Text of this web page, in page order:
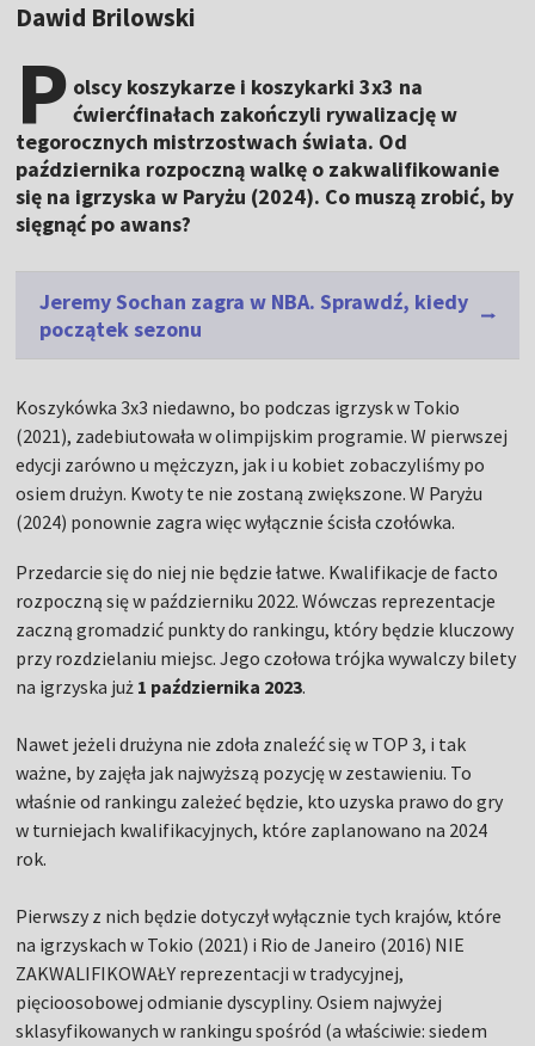
Dawid Brilowski
P olscy koszykarze i koszykarki 3x3 na
ćwierćfinałach zakończyli rywalizację w
tegorocznych mistrzostwach świata. Od
października rozpoczną walkę o zakwalifikowanie
się na igrzyska w Paryżu (2024). Co muszą zrobić, by
sięgnąć po awans?
Jeremy Sochan zagra w NBA. Sprawdź, kiedy
początek sezonu
Koszykówka 3x3 niedawno, bo podczas igrzysk w Tokio
(2021), zadebiutowała w olimpijskim programie. W pierwszej
edycji zarówno u mężczyzn, jak i u kobiet zobaczyliśmy po
osiem drużyn. Kwoty te nie zostaną zwiększone. W Paryżu
(2024) ponownie zagra więc wyłącznie ścisła czołówka.
Przedarcie się do niej nie będzie łatwe. Kwalifikacje de facto
rozpoczną się w październiku 2022. Wówczas reprezentacje
zaczną gromadzić punkty do rankingu, który będzie kluczowy
przy rozdzielaniu miejsc. Jego czołowa trójka wywalczy bilety
na igrzyska już 1 października 2023.
Nawet jeżeli drużyna nie zdoła znaleźć się w TOP 3, i tak
ważne, by zajęła jak najwyższą pozycję w zestawieniu. To
właśnie od rankingu zależeć będzie, kto uzyska prawo do gry
w turniejach kwalifikacyjnych, które zaplanowano na 2024
rok.
Pierwszy z nich będzie dotyczył wyłącznie tych krajów, które
na igrzyskach w Tokio (2021) i Rio de Janeiro (2016) NIE
ZAKWALIFIKOWAŁY reprezentacji w tradycyjnej,
pięcioosobowej odmianie dyscypliny. Osiem najwyżej
sklasyfikowanych w rankingu spośród (a właściwie: siedem